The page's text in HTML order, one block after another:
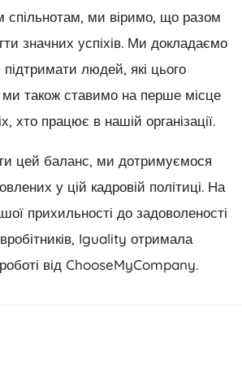
спільнотам, ми віримо, що разом
значних успіхів. Ми докладаємо
людей, які цього
також ставимо на перше місце
хто працює в нашій організації.
цей баланс, ми дотримуємося
у цій кадровій політиці. На
прихильності до задоволеності
Iguality отримала
від ChooseMyCompany.